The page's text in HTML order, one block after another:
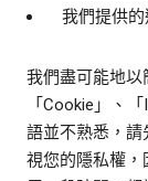
我們提供
我們盡可能地
「Cookie」、
語並不熟悉，請
視您的隱私權，